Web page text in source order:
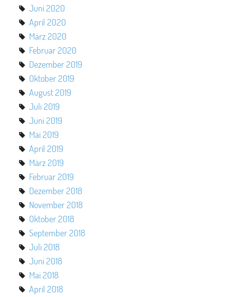
Juni 2020
April 2020
März 2020
Februar 2020
Dezember 2019
Oktober 2019
August 2019
Juli 2019
Juni 2019
Mai 2019
April 2019
März 2019
Februar 2019
Dezember 2018
November 2018
Oktober 2018
September 2018
Juli 2018
Juni 2018
Mai 2018
April 2018